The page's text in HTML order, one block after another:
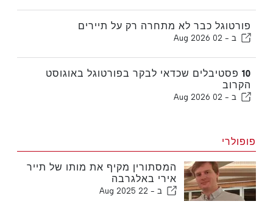
פורטוגל כבר לא מתחרה רק על תיירים
ב - 02 Aug 2026
10 פסטיבלים שכדאי לבקר בפורטוגל באוגוסט
הקרוב
ב - 02 Aug 2026
פופולרי
המסתורין מקיף את מותו של תייר
אירי באלגרבה
ב - 22 Aug 2025